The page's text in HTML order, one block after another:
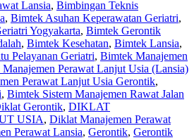
Lansia, Bimbingan Teknis
, Bimtek Asuhan Keperawatan Geriatri,
Yogyakarta, Bimtek Gerontik
, Bimtek Kesehatan, Bimtek Lansia,
Pelayanan Geriatri, Bimtek Manajemen
Perawat Lanjut Usia (Lansia)
Perawat Lanjut Usia Gerontik,
, Bimtek Sistem Manajemen Rawat Jalan
Gerontik, DIKLAT
USIA, Diklat Manajemen Perawat
Perawat Lansia, Gerontik, Gerontik